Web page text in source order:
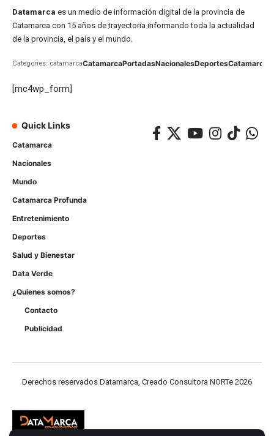
Datamarca es un medio de información digital de la provincia de
Catamarca con 15 años de trayectoria informando toda la actualidad
de la provincia, el país y el mundo.
Categories: catamarcaCatamarcaPortadasNacionalesDeportesCatamarca
[mc4wp_form]
Quick Links
Catamarca
Nacionales
Mundo
Catamarca Profunda
Entretenimiento
Deportes
Salud y Bienestar
Data Verde
¿Quienes somos?
Contacto
Publicidad
Derechos reservados Datamarca, Creado Consultora NORTe 2026